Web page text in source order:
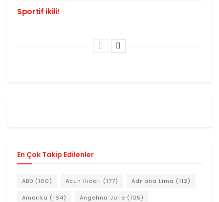
Sportif ikili!
En Çok Takip Edilenler
ABD (100) Acun Ilıcalı (177) Adriana Lima (112)
Amerika (164) Angelina Jolie (105)